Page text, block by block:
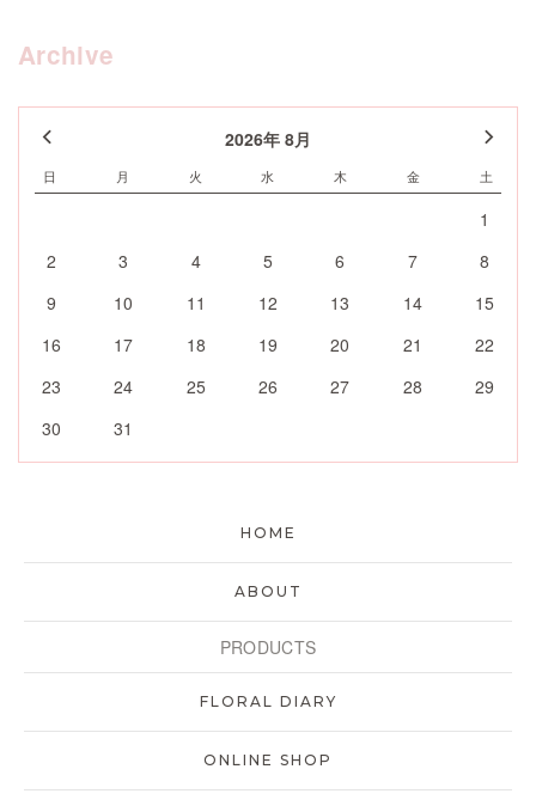
Archive
2026年 8月
日 月 火 水 木 金 土
1
2
3 4 5 6 7
8
9
10 11 12 13 14
15
16
17 18 19 20 21
22
23
24 25 26 27 28
29
30
31
HOME
ABOUT
PRODUCTS
FLORAL DIARY
ONLINE SHOP